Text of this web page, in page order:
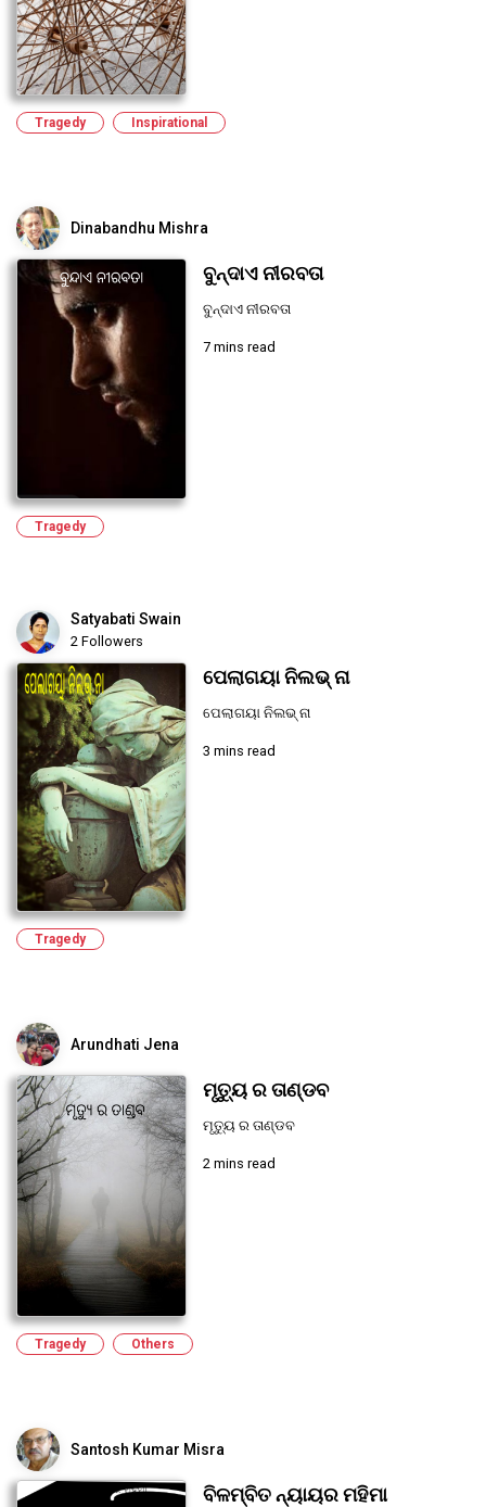
Tragedy Inspirational
Dinabandhu Mishra
ବୁନ୍ଦାଏ ନୀରବତା
ବୁନ୍ଦାଏ ନୀରବତା
7 mins read
Tragedy
Satyabati Swain
2 Followers
ପେଲାଗୟା ନିଲଭ୍ ନା
ପେଲାଗୟା ନିଲଭ୍ ନା
3 mins read
Tragedy
Arundhati Jena
ମୃତ୍ୟୁ ର ତାଣ୍ଡବ
ମୃତ୍ୟୁ ର ତାଣ୍ଡବ
2 mins read
Tragedy Others
Santosh Kumar Misra
ବିଳମ୍ବିତ ନ୍ୟାୟର ମହିମା